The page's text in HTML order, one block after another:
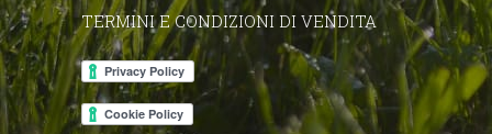
TERMINI E CONDIZIONI DI VENDITA